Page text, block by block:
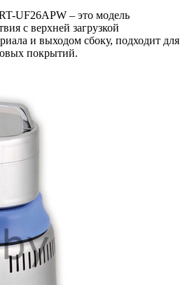
UF26APW – это модель
с верхней загрузкой
и выходом сбоку, подходит для
покрытий.